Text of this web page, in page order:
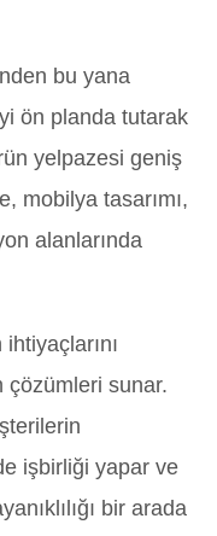
bu yana
ön planda tutarak
yelpazesi geniş
mobilya tasarımı,
alanlarında
çözümleri sunar.
işbirliği yapar ve
bir arada